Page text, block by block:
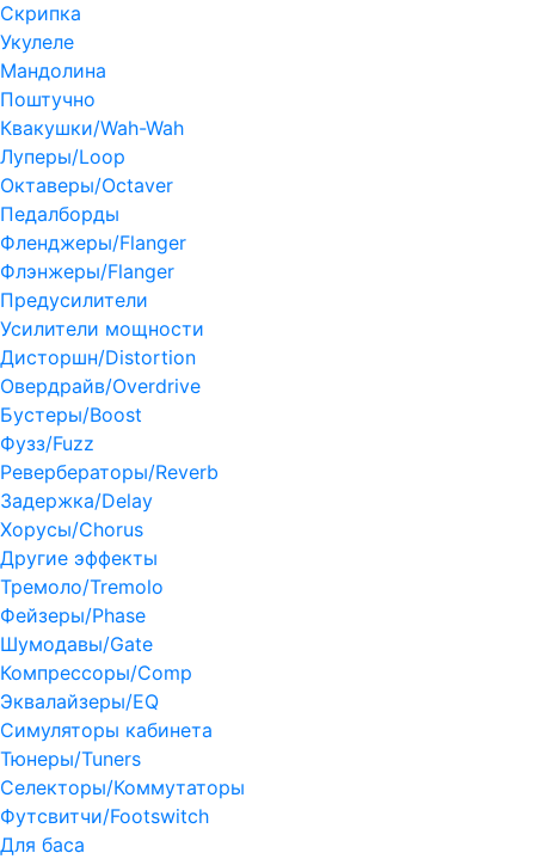
Скрипка
Укулеле
Мандолина
Поштучно
Квакушки/Wah-Wah
Луперы/Loop
Октаверы/Octaver
Педалборды
Фленджеры/Flanger
Флэнжеры/Flanger
Предусилители
Усилители мощности
Дисторшн/Distortion
Овердрайв/Overdrive
Бустеры/Boost
Фузз/Fuzz
Ревербераторы/Reverb
Задержка/Delay
Хорусы/Chorus
Другие эффекты
Тремоло/Tremolo
Фейзеры/Phase
Шумодавы/Gate
Компрессоры/Comp
Эквалайзеры/EQ
Симуляторы кабинета
Тюнеры/Tuners
Селекторы/Коммутаторы
Футсвитчи/Footswitch
Для баса